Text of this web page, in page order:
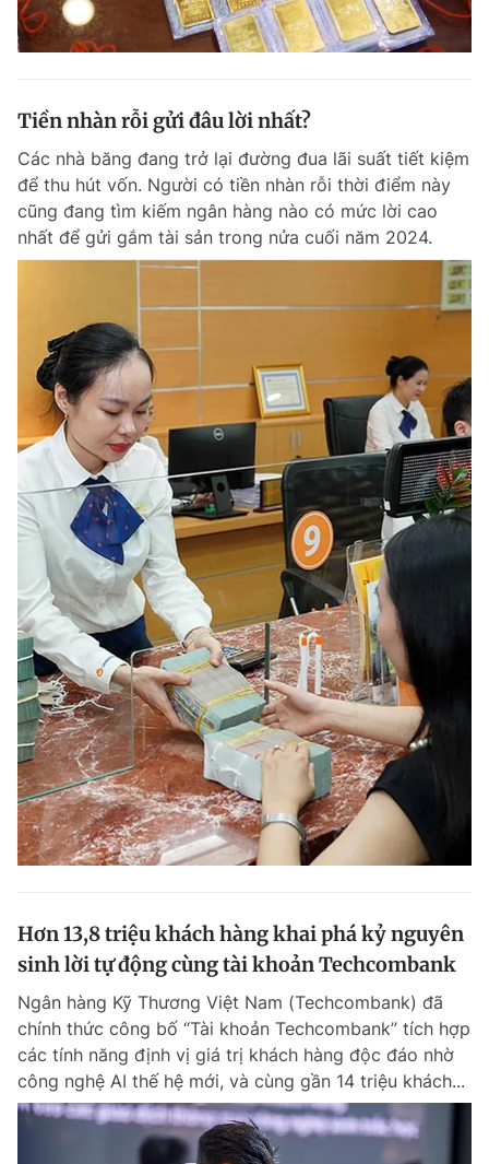
Tiền nhàn rỗi gửi đâu lời nhất?
Các nhà băng đang trở lại đường đua lãi suất tiết kiệm
để thu hút vốn. Người có tiền nhàn rỗi thời điểm này
cũng đang tìm kiếm ngân hàng nào có mức lời cao
nhất để gửi gắm tài sản trong nửa cuối năm 2024.
Hơn 13,8 triệu khách hàng khai phá kỷ nguyên
sinh lời tự động cùng tài khoản Techcombank
Ngân hàng Kỹ Thương Việt Nam (Techcombank) đã
chính thức công bố “Tài khoản Techcombank” tích hợp
các tính năng định vị giá trị khách hàng độc đáo nhờ
công nghệ AI thế hệ mới, và cùng gần 14 triệu khách...